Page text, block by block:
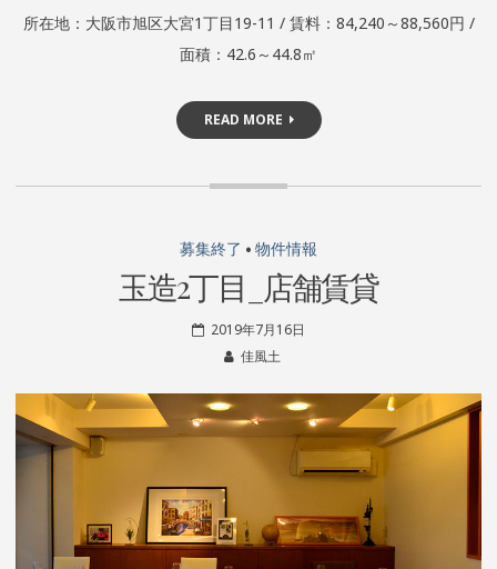
所在地：大阪市旭区大宮1丁目19-11 / 賃料：84,240～88,560円 /
面積：42.6～44.8㎡
READ MORE
募集終了 • 物件情報
玉造2丁目_店舗賃貸
2019年7月16日
佳風土